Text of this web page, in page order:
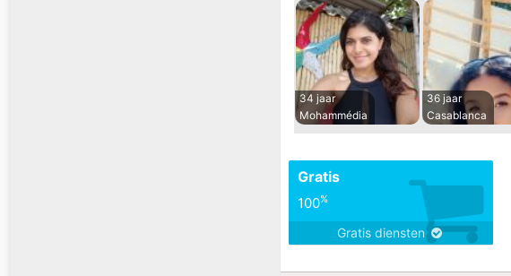
34 jaar
Mohammédia
36 jaar
Casablanca
Gratis
100%
Gratis diensten